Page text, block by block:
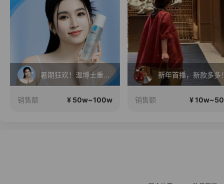
暑期狂欢！温博士重磅福利机制 ! 明星同款套装!限时狂欢！
销售额 ¥ 50w~100w
新年首播，新款多多
销售额 ¥